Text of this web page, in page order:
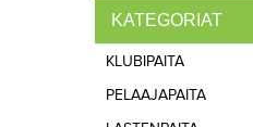
KATEGORIAT
KLUBIPAITA
PELAAJAPAITA